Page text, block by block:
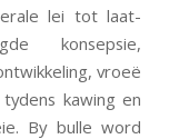
lei tot laat-
konsepsie,
vroeë
kawing en
By bulle word